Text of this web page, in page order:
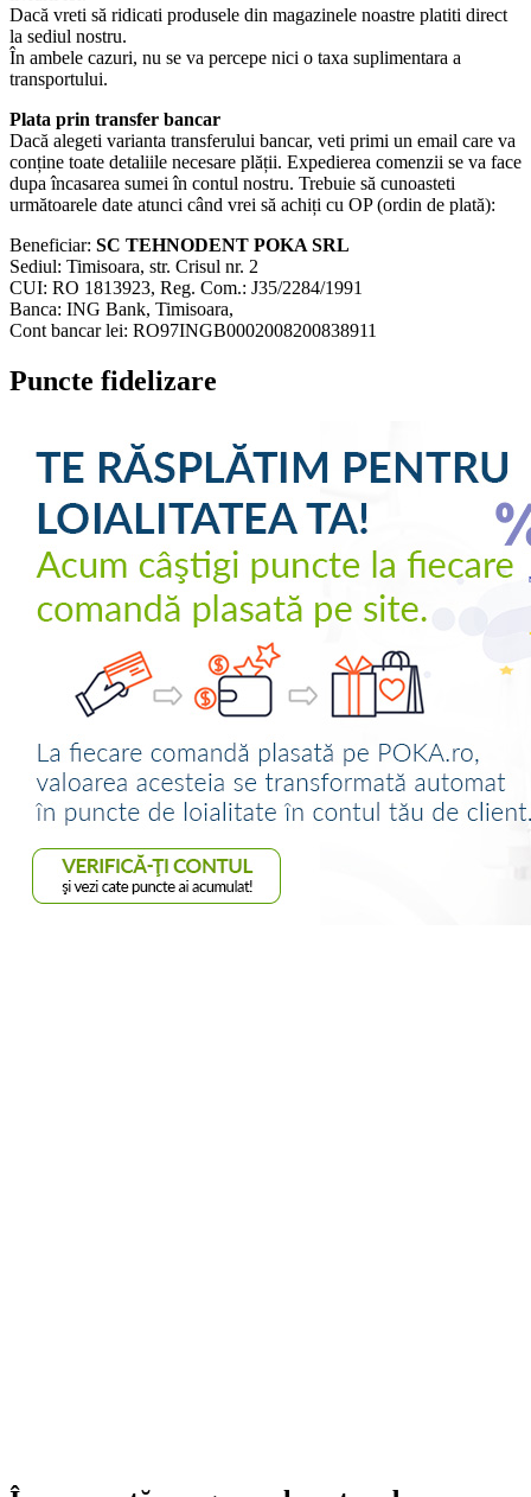
Dacă vreti să ridicati produsele din magazinele noastre platiti direct
la sediul nostru.
În ambele cazuri, nu se va percepe nici o taxa suplimentara a
transportului.
Plata prin transfer bancar
Dacă alegeti varianta transferului bancar, veti primi un email care va
conține toate detaliile necesare plății. Expedierea comenzii se va face
dupa încasarea sumei în contul nostru. Trebuie să cunoasteti
următoarele date atunci când vrei să achiți cu OP (ordin de plată):
Beneficiar: SC TEHNODENT POKA SRL
Sediul: Timisoara, str. Crisul nr. 2
CUI: RO 1813923, Reg. Com.: J35/2284/1991
Banca: ING Bank, Timisoara,
Cont bancar lei: RO97INGB0002008200838911
Puncte fidelizare